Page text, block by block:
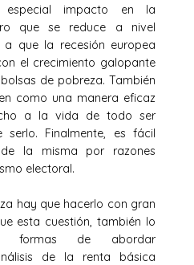
impacto en la
que se reduce a nivel
a que la recesión europea
el crecimiento galopante
de pobreza. También
como una manera eficaz
a la vida de todo ser
Finalmente, es fácil
de la misma por razones
electoral.
hay que hacerlo con gran
esta cuestión, también lo
formas de abordar
de la renta básica